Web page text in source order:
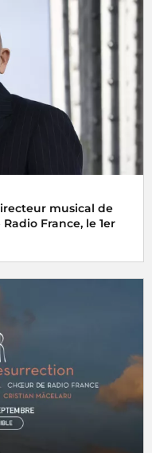
musical de
France, le 1er